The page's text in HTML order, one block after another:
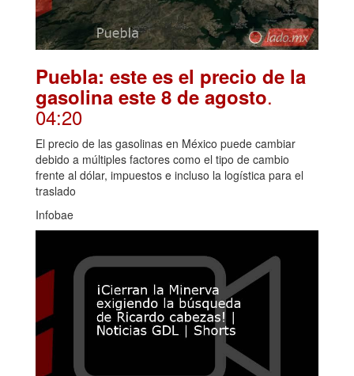
Puebla: este es el precio de la
gasolina este 8 de agosto.
04:20
El precio de las gasolinas en México puede cambiar
debido a múltiples factores como el tipo de cambio
frente al dólar, impuestos e incluso la logística para el
traslado
Infobae